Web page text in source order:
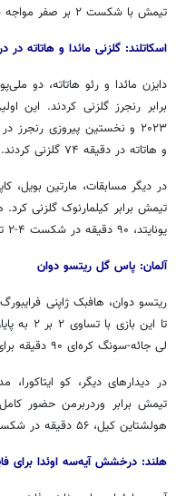
تیمش با شکست ۲ بر صفر مواجه شد و در رده سیزدهم جدول باقی ماند.
اسکاتلند: گلزنی مائدا و هاتاته
برابر رنجرز گلزنی کردند.
و هاتاته در دقیقه ۷۴ گلزنی کردند.
در دیگر مسابقات، مارتین بویل،
تیمش برابر کیلمارنوک گلزنی کرد.
یونایتد، ۹۰ دقیقه در شکست ۴-۲ تیمش برابر داندی اف‌سی بازی کرد.
آلمان: پاس گل ریتسو دوان
تا این
لی جائه-سونگ کره‌ای ۹۰ دقیقه برای ماینتس بازی کردند.
تیمش برابر وردربرمن حضور
هولشتاین کیل، ۵۶ دقیقه در شکست ۳ بر یک تیمش برابر هایدنهایم بازی کرد.
هلند: درخشش آیه‌سه اوئدا برای